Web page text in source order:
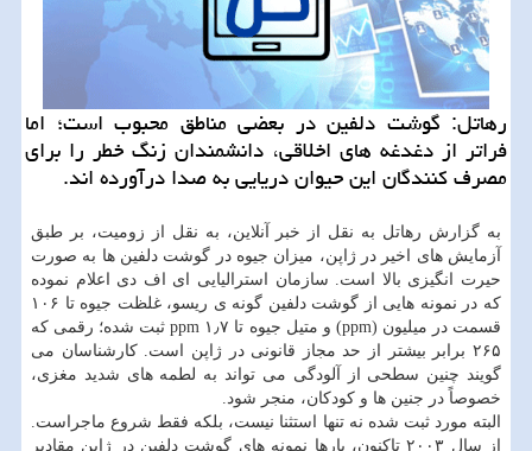
رهاتل: گوشت دلفین در بعضی مناطق محبوب است؛ اما
فراتر از دغدغه های اخلاقی، دانشمندان زنگ خطر را برای
مصرف کنندگان این حیوان دریایی به صدا درآورده اند.
به گزارش رهاتل به نقل از خبر آنلاین، به نقل از زومیت، بر طبق
آزمایش های اخیر در ژاپن، میزان جیوه در گوشت دلفین ها به صورت
حیرت انگیزی بالا است. سازمان استرالیایی ای اف دی اعلام نموده
که در نمونه هایی از گوشت دلفین گونه ی ریسو، غلظت جیوه تا ۱۰۶
قسمت در میلیون (ppm) و متیل جیوه تا ۱٫۷ ppm ثبت شده؛ رقمی که
۲۶۵ برابر بیشتر از حد مجاز قانونی در ژاپن است. کارشناسان می
گویند چنین سطحی از آلودگی می تواند به لطمه های شدید مغزی،
خصوصاً در جنین ها و کودکان، منجر شود.
البته مورد ثبت شده نه تنها استثنا نیست، بلکه فقط شروع ماجراست.
از سال ۲۰۰۳ تاکنون، بارها نمونه های گوشت دلفین در ژاپن مقادیر